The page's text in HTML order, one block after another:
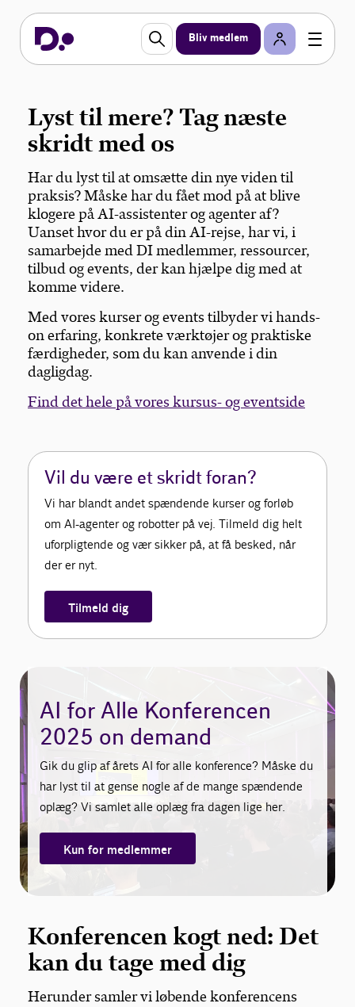
Bliv medlem
Konferencen?
På årets AI-konference er der fuld fokus på at
omsætte AI fra store begreber til praktiske
pointer, præsentationer, artikler og relevante
tilbud, så du kan tage ny viden med hjem og skabe
værdi i din virksomhed allerede i morgen.
Lyst til mere? Tag næste
skridt med os
Har du lyst til at omsætte din nye viden til
praksis? Måske har du fået mod på at blive
klogere på AI-assistenter og agenter af?
Uanset hvor du er på din AI-rejse, har vi, i
samarbejde med DI medlemmer, ressourcer,
tilbud og events, der kan hjælpe dig med at
komme videre.
Med vores kurser og events tilbyder vi hands-
on erfaring, konkrete værktøjer og praktiske
færdigheder, som du kan anvende i din
dagligdag.
Find det hele på vores kursus- og eventside
Vil du være et skridt foran?
Vi har blandt andet spændende kurser og forløb
om AI-agenter og robotter på vej. Tilmeld dig helt
uforpligtende og vær sikker på, at få besked, når
der er nyt.
Tilmeld dig
AI for Alle Konferencen
2025 on demand
Gik du glip af årets AI for alle konference? Måske du
har lyst til at gense nogle af de mange spændende
oplæg? Vi samlet alle oplæg fra dagen lige her.
Kun for medlemmer
Konferencen kogt ned: Det
kan du tage med dig
Herunder samler vi løbende konferencens